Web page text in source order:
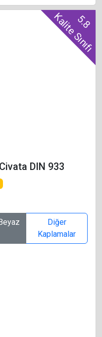
5.8
Kalite Sınıfı
DIN 933
Diğer
Kaplamalar